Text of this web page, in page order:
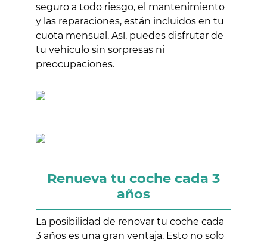
seguro a todo riesgo, el mantenimiento
y las reparaciones, están incluidos en tu
cuota mensual. Así, puedes disfrutar de
tu vehículo sin sorpresas ni
preocupaciones.
Renueva tu coche cada 3
años
La posibilidad de renovar tu coche cada
3 años es una gran ventaja. Esto no solo